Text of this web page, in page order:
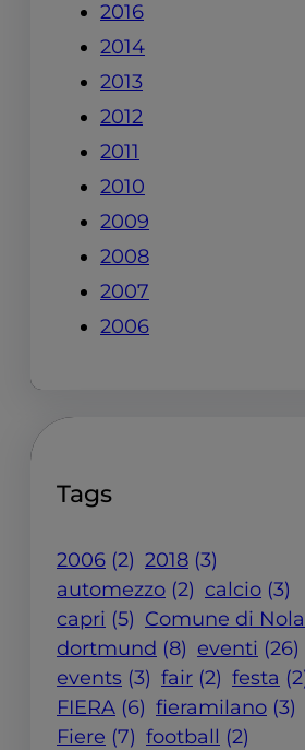
2016
2014
2013
2012
2011
2010
2009
2008
2007
2006
Tags
2006 (2) 2018 (3)
automezzo (2) calcio (3)
capri (5) Comune di Nola
dortmund (8) eventi (26)
events (3) fair (2) festa
FIERA (6) fieramilano (3)
Fiere (7) football (2)